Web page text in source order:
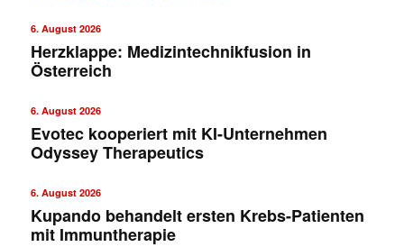
6. August 2026
Herzklappe: Medizintechnikfusion in
Österreich
6. August 2026
Evotec kooperiert mit KI-Unternehmen
Odyssey Therapeutics
6. August 2026
Kupando behandelt ersten Krebs-Patienten
mit Immuntherapie